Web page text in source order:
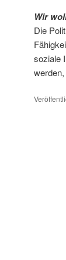
Wir
Die
soziale